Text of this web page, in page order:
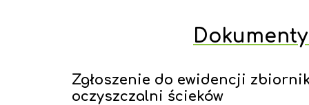
Zgłoszenie do ewidencji
oczyszczalni ścieków